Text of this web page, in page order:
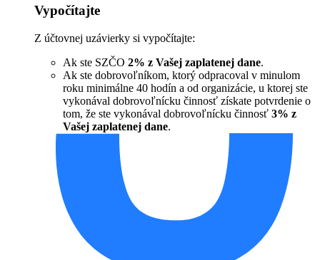
Vypočítajte
Z účtovnej uzávierky si vypočítajte:
Ak ste SZČO 2% z Vašej zaplatenej dane.
Ak ste dobrovoľníkom, ktorý odpracoval v minulom
roku minimálne 40 hodín a od organizácie, u ktorej ste
vykonával dobrovoľnícku činnosť získate potvrdenie o
tom, že ste vykonával dobrovoľnícku činnosť 3% z
Vašej zaplatenej dane.